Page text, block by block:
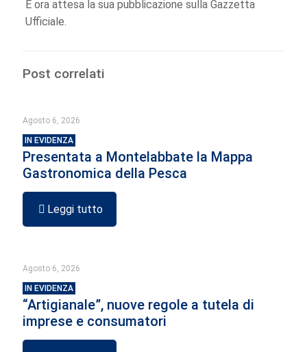
È ora attesa la sua pubblicazione sulla Gazzetta
Ufficiale.
Post correlati
Agosto 6, 2026
IN EVIDENZA
Presentata a Montelabbate la Mappa
Gastronomica della Pesca
Leggi tutto
Agosto 6, 2026
IN EVIDENZA
“Artigianale”, nuove regole a tutela di
imprese e consumatori